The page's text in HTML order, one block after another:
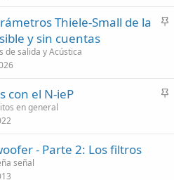
A
d
Thiele-Small de la
y sin cuentas
de salida y Acústica
A
con el N-ieP
en general
- Parte 2: Los filtros
señal